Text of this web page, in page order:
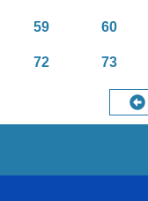
59 60
72 73